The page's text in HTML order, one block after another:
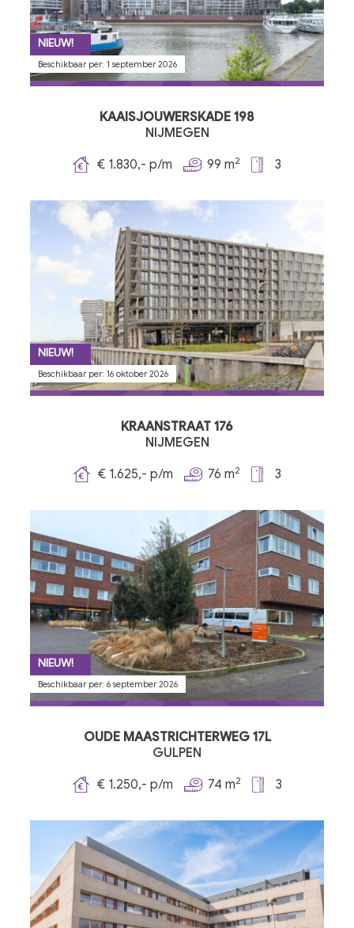
NIEUW!
Beschikbaar per: 1 september 2026
KAAISJOUWERSKADE 198
NIJMEGEN
€ 1.830,- p/m
99 m2 3
NIEUW!
Beschikbaar per: 16 oktober 2026
KRAANSTRAAT 176
NIJMEGEN
€ 1.625,- p/m
76 m2 3
NIEUW!
Beschikbaar per: 6 september 2026
OUDE MAASTRICHTERWEG 17L
GULPEN
€ 1.250,- p/m
74 m2 3